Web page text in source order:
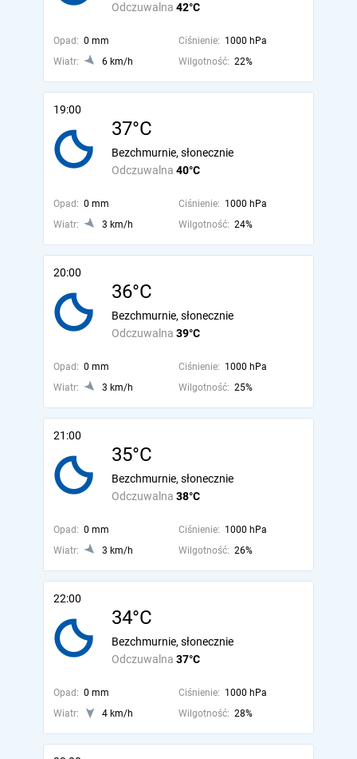
Odczuwalna 42°C
Opad: 0 mm Ciśnienie: 1000 hPa
Wiatr:
6 km/h Wilgotność: 22%
19:00
37°C
Odczuwalna 40°C
Bezchmurnie, słonecznie
Opad: 0 mm Ciśnienie: 1000 hPa
Wiatr:
3 km/h Wilgotność: 24%
20:00
36°C
Odczuwalna 39°C
Bezchmurnie, słonecznie
Opad: 0 mm Ciśnienie: 1000 hPa
Wiatr:
3 km/h Wilgotność: 25%
21:00
35°C
Odczuwalna 38°C
Bezchmurnie, słonecznie
Opad: 0 mm Ciśnienie: 1000 hPa
Wiatr:
3 km/h Wilgotność: 26%
22:00
34°C
Odczuwalna 37°C
Bezchmurnie, słonecznie
Opad: 0 mm Ciśnienie: 1000 hPa
Wiatr:
4 km/h Wilgotność: 28%